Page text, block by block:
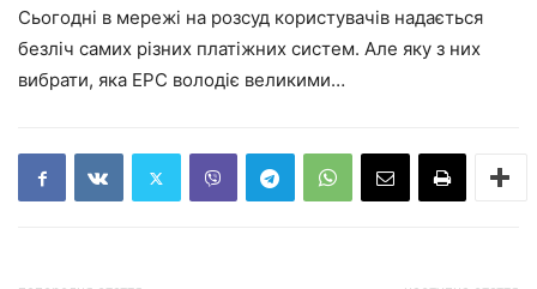
Сьогодні в мережі на розсуд користувачів надається
безліч самих різних платіжних систем. Але яку з них
вибрати, яка ЕРС володіє великими…